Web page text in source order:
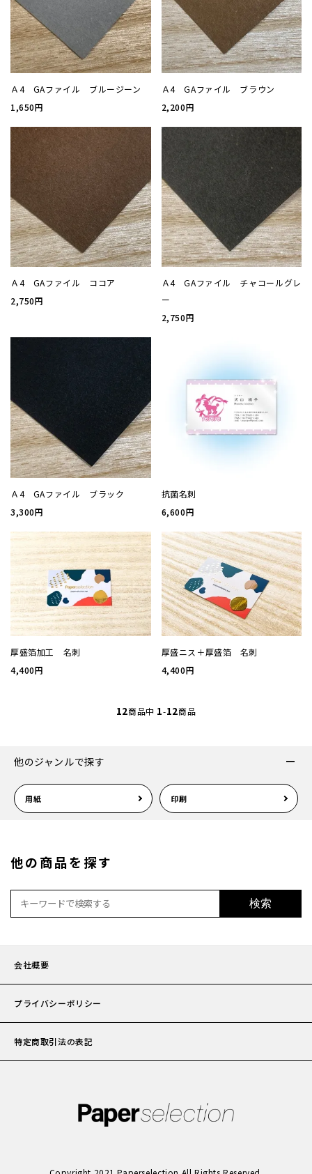
サイズ
紙質(
色
印刷
加工
封筒
お問
会社
Ａ4 GAファイル ブルージーン
1,650円
Ａ4 GAファイル ブラウン
2,200円
Ａ4 GAファイル ココア
2,750円
Ａ4 GAファイル チャコールグレ
ー
2,750円
Ａ4 GAファイル ブラック
3,300円
抗菌名刺
6,600円
厚盛箔加工 名刺
4,400円
厚盛ニス＋厚盛箔 名刺
4,400円
12商品中 1-12商品
他のジャンルで探す
用紙 印刷
他の商品を探す
検索
会社概要
プライバシーポリシー
特定商取引法の表記